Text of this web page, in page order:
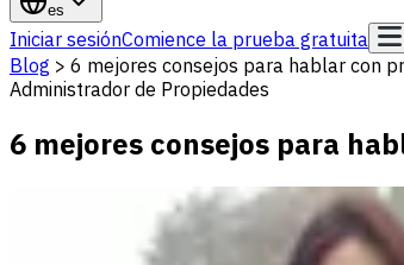
es
Iniciar sesiónComience la prueba gratuita
Blog > 6 mejores consejos para hablar con
Administrador de Propiedades
6 mejores consejos para